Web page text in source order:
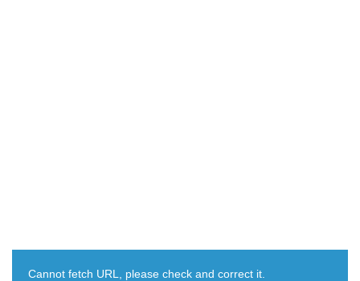
Cannot fetch URL, please check and correct it.